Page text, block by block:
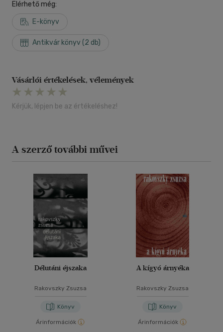
Elérhető még:
E-könyv
Antikvár könyv (2 db)
Vásárlói értékelések, vélemények
Kérjük, lépjen be az értékeléshez!
A szerző további művei
Délutáni éjszaka
Rakovszky Zsuzsa
Könyv
Árinformációk
A kígyó árnyéka
Rakovszky Zsuzsa
Könyv
Árinformációk